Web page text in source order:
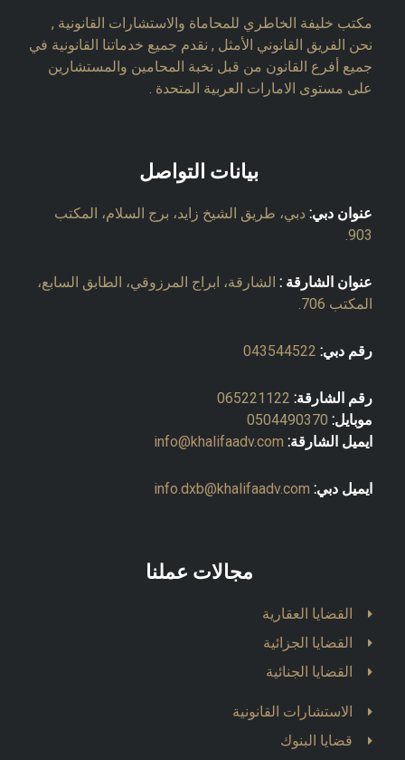
مكتب خليفة الخاطري للمحاماة والاستشارات القانونية ,
نحن الفريق القانوني الأمثل , نقدم جميع خدماتنا القانونية في
جميع أفرع القانون من قبل نخبة المحامين والمستشارين
على مستوى الامارات العربية المتحدة .
بيانات التواصل
عنوان دبي: دبي، طريق الشيخ زايد، برج السلام، المكتب
903.
عنوان الشارقة : الشارقة، ابراج المرزوقي، الطابق السابع،
المكتب 706.
رقم دبي: 043544522
رقم الشارقة: 065221122
موبايل: 0504490370
ايميل الشارقة: info@khalifaadv.com
ايميل دبي: info.dxb@khalifaadv.com
مجالات عملنا
القضايا العقارية
القضايا الجزائية
القضايا الجنائية
الاستشارات القانونية
قضايا البنوك